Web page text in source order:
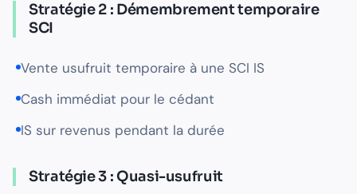
Stratégie 2 : Démembrement temporaire
SCI
Vente usufruit temporaire à une SCI IS
Cash immédiat pour le cédant
IS sur revenus pendant la durée
Stratégie 3 : Quasi-usufruit